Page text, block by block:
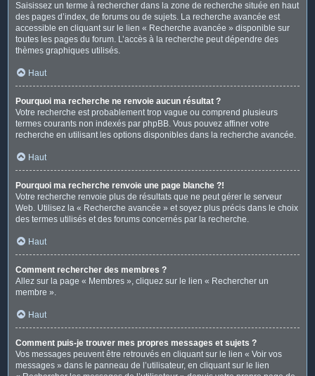
Saisissez un terme à rechercher dans la zone de recherche située en haut
des pages d’index, de forums ou de sujets. La recherche avancée est
accessible en cliquant sur le lien « Recherche avancée » disponible sur
toutes les pages du forum. L’accès à la recherche peut dépendre des
thèmes graphiques utilisés.
Haut
Pourquoi ma recherche ne renvoie aucun résultat ?
Votre recherche est probablement trop vague ou comprend plusieurs
termes courants non indexés par phpBB. Vous pouvez affiner votre
recherche en utilisant les options disponibles dans la recherche avancée.
Haut
Pourquoi ma recherche renvoie une page blanche ?!
Votre recherche renvoie plus de résultats que ne peut gérer le serveur
Web. Utilisez la « Recherche avancée » et soyez plus précis dans le choix
des termes utilisés et des forums concernés par la recherche.
Haut
Comment rechercher des membres ?
Allez sur la page « Membres », cliquez sur le lien « Rechercher un
membre ».
Haut
Comment puis-je trouver mes propres messages et sujets ?
Vos messages peuvent être retrouvés en cliquant sur le lien « Voir vos
messages » dans le panneau de l’utilisateur, en cliquant sur le lien